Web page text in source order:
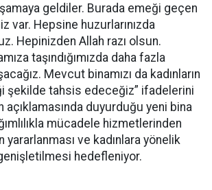
geldiler. Burada emeği geçen
var. Hepsine huzurlarınızda
Hepinizden Allah razı olsun.
taşındığımızda daha fazla
Mevcut binamızı da kadınların
şekilde tahsis edeceğiz” ifadelerini
açıklamasında duyurduğu yeni bina
mücadele hizmetlerinden
yararlanması ve kadınlara yönelik
hedefleniyor.